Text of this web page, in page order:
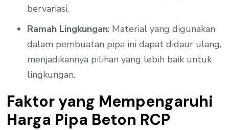
bervariasi.
Ramah Lingkungan: Material yang digunakan
dalam pembuatan pipa ini dapat didaur ulang,
menjadikannya pilihan yang lebih baik untuk
lingkungan.
Faktor yang Mempengaruhi
Harga Pipa Beton RCP